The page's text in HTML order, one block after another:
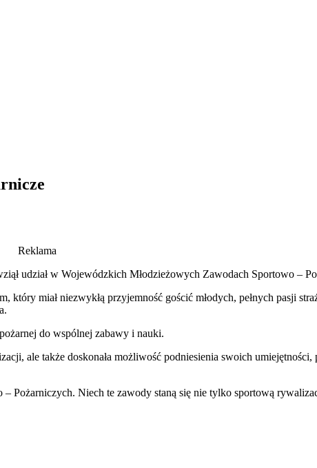
Reklama
udział w Wojewódzkich Młodzieżowych Zawodach Sportowo –
miał niezwykłą przyjemność gościć młodych, pełnych pasji
do wspólnej zabawy i nauki.
ale także doskonała możliwość podniesienia swoich
Pożarniczych. Niech te zawody staną się nie tylko sportową